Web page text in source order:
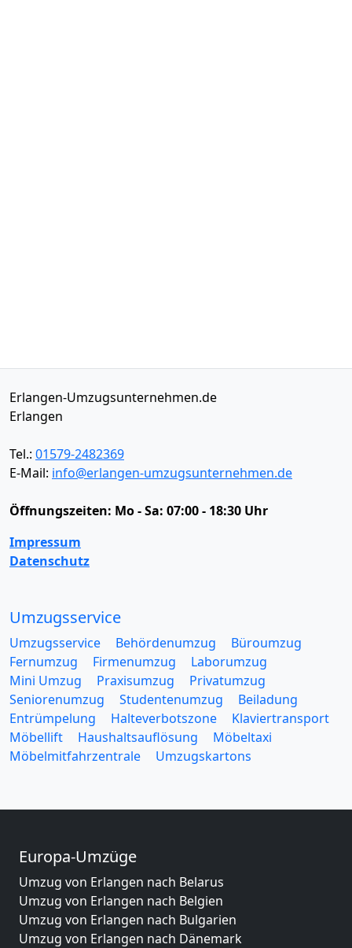
Erlangen-Umzugsunternehmen.de
Erlangen
Tel.: 01579-2482369
E-Mail: info@erlangen-umzugsunternehmen.de
Öffnungszeiten: Mo - Sa: 07:00 - 18:30 Uhr
Impressum
Datenschutz
Umzugsservice
Umzugsservice Behördenumzug
Büroumzug
Fernumzug
Firmenumzug
Laborumzug
Mini Umzug
Praxisumzug
Privatumzug
Seniorenumzug
Studentenumzug
Beiladung
Entrümpelung
Halteverbotszone
Klaviertransport
Möbellift
Haushaltsauflösung
Möbeltaxi
Möbelmitfahrzentrale
Umzugskartons
Europa-Umzüge
Umzug von Erlangen nach Belarus
Umzug von Erlangen nach Belgien
Umzug von Erlangen nach Bulgarien
Umzug von Erlangen nach Dänemark